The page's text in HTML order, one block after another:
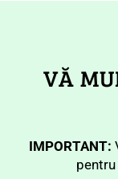
VĂ
IMPORTANT: